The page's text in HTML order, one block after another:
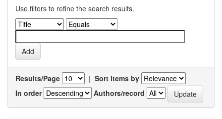
Use filters to refine the search results.
Results/Page | Sort items by
In order
Authors/record